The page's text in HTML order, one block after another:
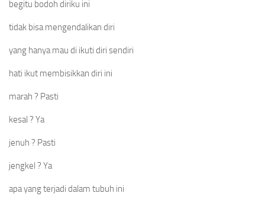
begitu bodoh diriku ini
tidak bisa mengendalikan diri
yang hanya mau di ikuti diri sendiri
hati ikut membisikkan diri ini
marah ? Pasti
kesal ? Ya
jenuh ? Pasti
jengkel ? Ya
apa yang terjadi dalam tubuh ini